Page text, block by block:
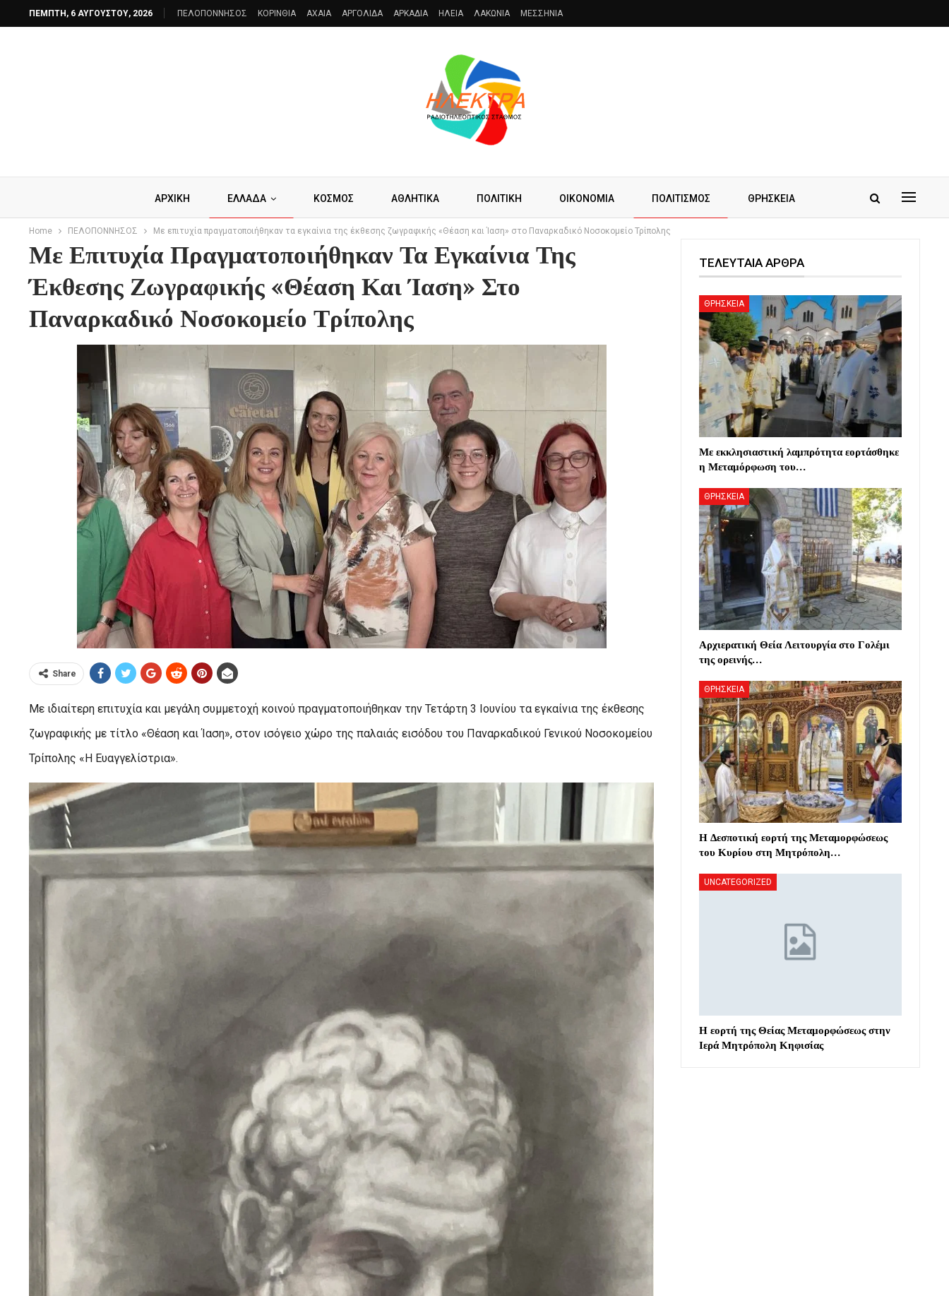
ΠΈΜΠΤΗ, 6 ΑΥΓΟΎΣΤΟΥ, 2026 ΠΕΛΟΠΟΝΝΗΣΟΣ ΚΟΡΙΝΘΙΑ AXAIA ΑΡΓΟΛΙΔΑ ΑΡΚΑΔΙΑ ΗΛΕΙΑ ΛΑΚΩΝΙΑ ΜΕΣΣΗΝΙΑ
ΑΡΧΙΚΗ ΕΛΛΑΔΑ ΚΟΣΜΟΣ ΑΘΛΗΤΙΚΑ ΠΟΛΙΤΙΚΗ ΟΙΚΟΝΟΜΙΑ ΠΟΛΙΤΙΣΜΟΣ ΘΡΗΣΚΕΙΑ
Home ΠΕΛΟΠΟΝΝΗΣΟΣ Με επιτυχία πραγματοποιήθηκαν τα εγκαίνια της έκθεσης ζωγραφικής «Θέαση και Ίαση» στο Παναρκαδικό Νοσοκομείο Τρίπολης
Με Επιτυχία Πραγματοποιήθηκαν Τα Εγκαίνια Της
Έκθεσης Ζωγραφικής «Θέαση Και Ίαση» Στο
Παναρκαδικό Νοσοκομείο Τρίπολης
Share
Με ιδιαίτερη επιτυχία και μεγάλη συμμετοχή κοινού πραγματοποιήθηκαν την Τετάρτη 3 Ιουνίου τα εγκαίνια της έκθεσης
ζωγραφικής με τίτλο «Θέαση και Ίαση», στον ισόγειο χώρο της παλαιάς εισόδου του Παναρκαδικού Γενικού Νοσοκομείου
Τρίπολης «Η Ευαγγελίστρια».
ΤΕΛΕΥΤΑΙΑ ΑΡΘΡΑ
ΘΡΗΣΚΕΙΑ
Με εκκλησιαστική λαμπρότητα εορτάσθηκε
η Μεταμόρφωση του…
ΘΡΗΣΚΕΙΑ
Αρχιερατική Θεία Λειτουργία στο Γολέμι
της ορεινής…
ΘΡΗΣΚΕΙΑ
Η Δεσποτική εορτή της Μεταμορφώσεως
του Κυρίου στη Μητρόπολη…
UNCATEGORIZED
Η εορτή της Θείας Μεταμορφώσεως στην
Ιερά Μητρόπολη Κηφισίας